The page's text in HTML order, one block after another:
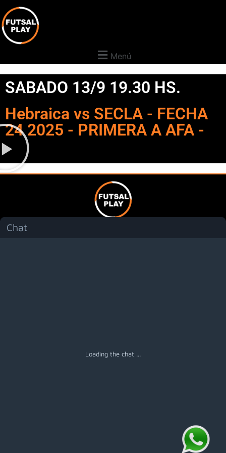
Menú
SABADO 13/9 19.30 HS.
Hebraica vs SECLA - FECHA
24 2025 - PRIMERA A AFA -
Chat
Loading the chat ...